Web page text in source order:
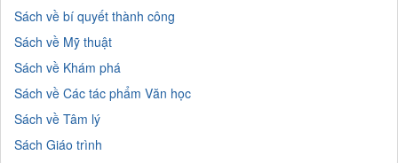
Sách về bí quyết thành công
Sách về Mỹ thuật
Sách về Khám phá
Sách về Các tác phẩm Văn học
Sách về Tâm lý
Sách Giáo trình